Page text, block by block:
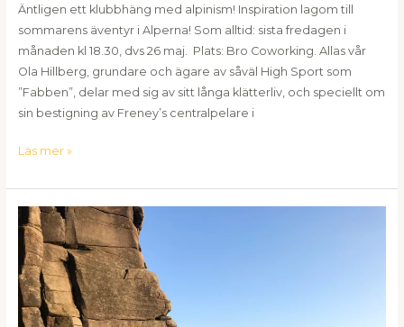
Äntligen ett klubbhäng med alpinism! Inspiration lagom till
sommarens äventyr i Alperna! Som alltid: sista fredagen i
månaden kl 18.30, dvs 26 maj. Plats: Bro Coworking. Allas vår
Ola Hillberg, grundare och ägare av såväl High Sport som
”Fabben”, delar med sig av sitt långa klätterliv, och speciellt om
sin bestigning av Freney’s centralpelare i
Läs mer »
Klubbresa
till
Uk,
Peak
distrikt
och